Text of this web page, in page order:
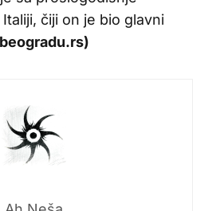
čiji on je bio glavni